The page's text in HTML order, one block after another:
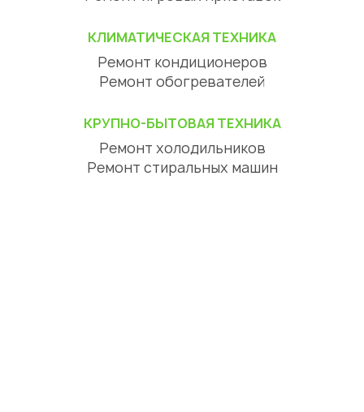
КЛИМАТИЧЕСКАЯ ТЕХНИКА
Ремонт кондиционеров
Ремонт обогревателей
КРУПНО-БЫТОВАЯ ТЕХНИКА
Ремонт холодильников
Ремонт стиральных машин